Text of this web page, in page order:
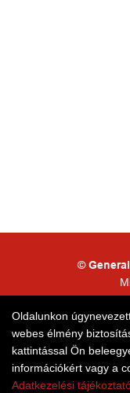
Oldalunkon
webes élmény
kattintással Ön
információkért vagy a
Adatkezelési
©